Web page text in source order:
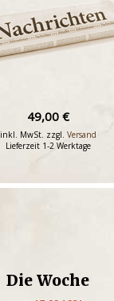
49,00 €
inkl. MwSt. zzgl. Versand
Lieferzeit 1-2 Werktage
Die Woche